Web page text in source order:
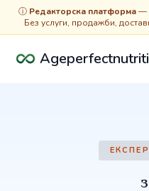
ⓘ Редакторска платформа—
Без услуги, продажби,